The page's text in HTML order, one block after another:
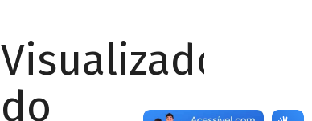
Visualizador
do